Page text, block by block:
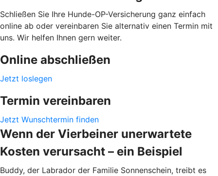
Schließen Sie Ihre Hunde-OP-Versicherung ganz einfach
online ab oder vereinbaren Sie alternativ einen Termin mit
uns. Wir helfen Ihnen gern weiter.
Online abschließen
Jetzt loslegen
Termin vereinbaren
Jetzt Wunschtermin finden
Wenn der Vierbeiner unerwartete
Kosten verursacht – ein Beispiel
Buddy, der Labrador der Familie Sonnenschein, treibt es